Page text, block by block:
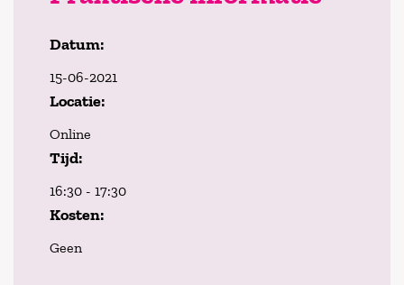
Datum:
15-06-2021
Locatie:
Online
Tijd:
16:30 - 17:30
Kosten:
Geen